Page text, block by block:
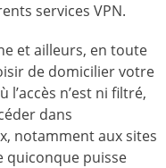
services VPN.
et ailleurs, en toute
de domicilier votre
l’accès n’est ni filtré,
dans
notamment aux sites
quiconque puisse